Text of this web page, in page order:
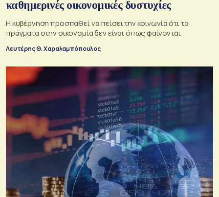
καθημερινές οικονομικές δυστυχίες
Η κυβέρνηση προσπαθεί να πείσει την κοινωνία ότι τα
πράγματα στην οικονομία δεν είναι όπως φαίνονται
Λευτέρης Θ. Χαραλαμπόπουλος